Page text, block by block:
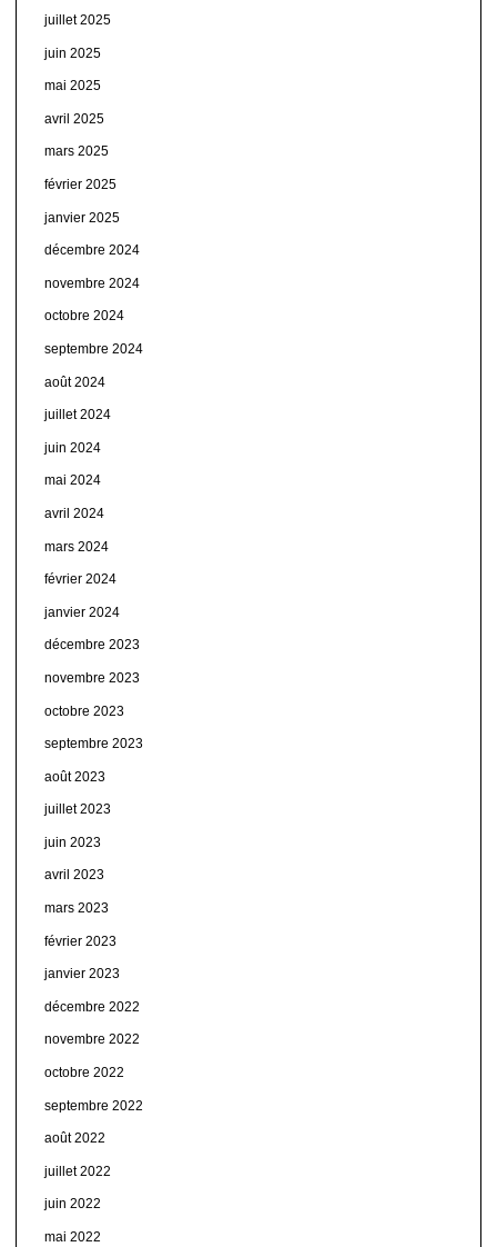
juillet 2025
juin 2025
mai 2025
avril 2025
mars 2025
février 2025
janvier 2025
décembre 2024
novembre 2024
octobre 2024
septembre 2024
août 2024
juillet 2024
juin 2024
mai 2024
avril 2024
mars 2024
février 2024
janvier 2024
décembre 2023
novembre 2023
octobre 2023
septembre 2023
août 2023
juillet 2023
juin 2023
avril 2023
mars 2023
février 2023
janvier 2023
décembre 2022
novembre 2022
octobre 2022
septembre 2022
août 2022
juillet 2022
juin 2022
mai 2022